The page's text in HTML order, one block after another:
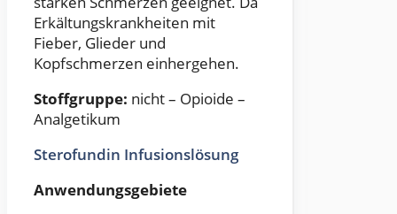
Erkältungskrankheiten mit
Fieber, Glieder und
Kopfschmerzen einhergehen.
Stoffgruppe: nicht – Opioide –
Analgetikum
Sterofundin Infusionslösung
Anwendungsgebiete